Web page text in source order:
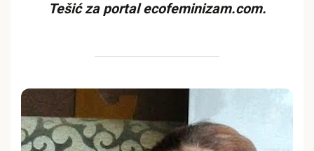
Tešić za portal ecofeminizam.com.